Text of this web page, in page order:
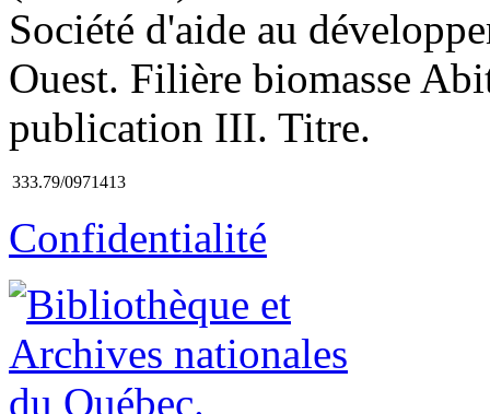
Société d'aide au
Ouest. Filière biomasse
publication III. Titre.
333.79/0971413
Confidentialité